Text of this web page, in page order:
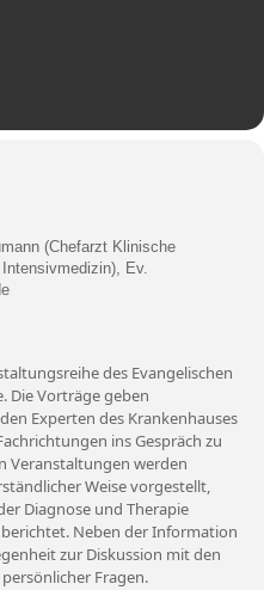
(Chefarzt Klinische
Ev.
des Evangelischen
Die Vorträge geben
Experten des Krankenhauses
ins Gespräch zu
Veranstaltungen werden
Weise vorgestellt,
Diagnose und Therapie
Neben der Information
zur Diskussion mit den
Fragen.